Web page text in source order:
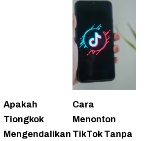
Apakah
Tiongkok
Mengendalikan
Cara
Menonton
TikTok Tanpa